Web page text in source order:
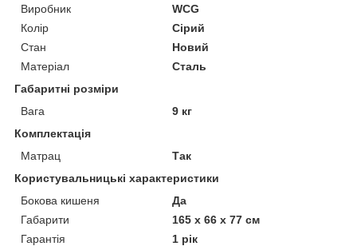
Виробник
WCG
Колір
Сірий
Стан
Новий
Матеріал
Сталь
Габаритні розміри
Вага
9 кг
Комплектація
Матрац
Так
Користувальницькі характеристики
Бокова кишеня
Да
Габарити
165 х 66 х 77 см
Гарантія
1 рік